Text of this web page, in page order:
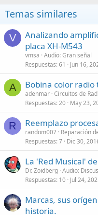
Temas similares
V
Analizando
placa XH-M543
vmsa Audio: Gran señal
Respuestas 61 Jun 16,
A Bobina color radio
adenmar Circuitos de
Respuestas 20 May 23,
R Reemplazo
random007 Reparación
Respuestas 7 Dic 30,
La 'Red Musical'
Dr. Zoidberg Audio:
Respuestas 10 Jul 24,
Marcas, sus
historia.